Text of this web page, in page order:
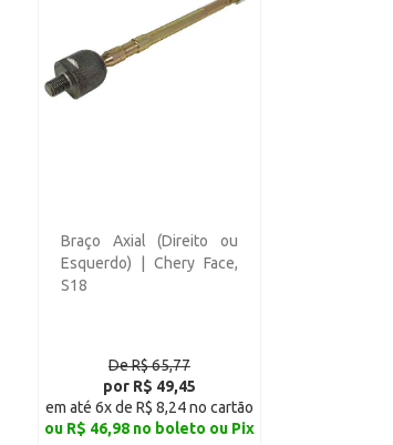
Braço Axial (Direito ou
Esquerdo) | Chery Face,
S18
De R$ 65,77
por R$ 49,45
em até 6x de R$ 8,24 no cartão
ou R$ 46,98 no boleto ou Pix